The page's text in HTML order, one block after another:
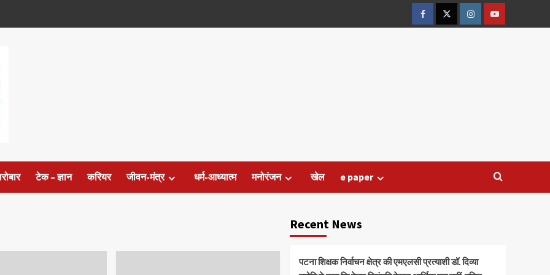
FacebookTwitterInstagramYoutube
टेक – ज्ञान करियर जीवन-मंत्र धर्म-आध्यात्म मनोरंजन खेल e paper
Recent News
पटना शिक्षक निर्वाचन क्षेत्र की एमएलसी प्रत्याशी डॉ. दिव्या